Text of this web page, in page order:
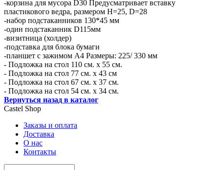
-корзина для мусора D30 Предусматривает вставку
пластикового ведра, размером H=25, D=28
-набор подстаканников 130*45 мм
-один подстаканник D115мм
-визитница (холдер)
-подставка для блока бумаги
-планшет с зажимом А4 Размеры: 225/ 330 мм
- Подложка на стол 110 см. х 55 см.
- Подложка на стол 77 см. х 43 см
- Подложка на стол 67 см. х 37 см.
- Подложка на стол 54 см. х 34 см.
Вернуться назад в каталог
Castel Shop
Заказы и оплата
Доставка
О нас
Контакты